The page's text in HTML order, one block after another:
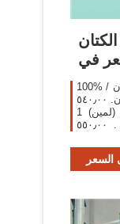
في
100% الطبيعي البني الكتان أفضل سعر زيت الكتان /
بذور الكتان. ٥٤٠٫٠٠ us$-٦٠٠٫٠٠ us$ / أطنان مترية .
25 طن متري (لمين) 1 yrs. الاتصال بالمورد بذور
الكتان السائبة بسعر جيد/أحدث محصول . ٥٥٠٫٠٠